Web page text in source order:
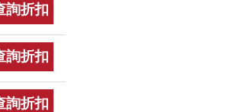
詢折扣
詢折扣
詢折扣